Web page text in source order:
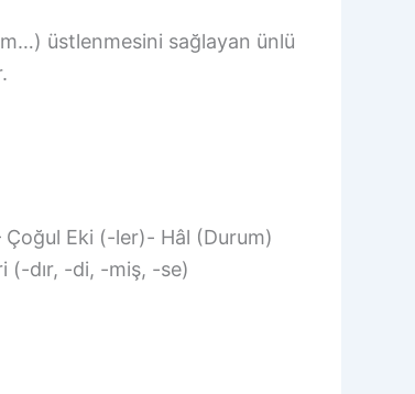
üstlenmesini sağlayan ünlü
Eki (-ler)- Hâl (Durum)
dır, -di, -miş, -se)